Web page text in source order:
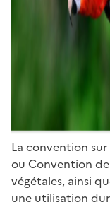
La convention
ou Convention
végétales, ainsi
une utilisation